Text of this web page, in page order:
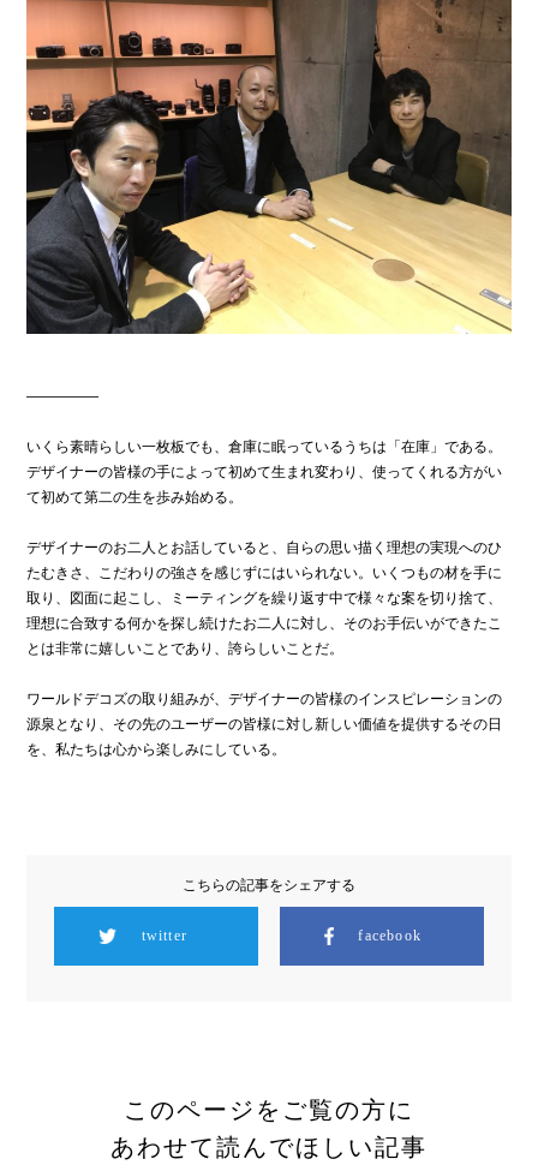
—————
いくら素晴らしい一枚板でも、倉庫に眠っているうちは「在庫」である。
デザイナーの皆様の手によって初めて生まれ変わり、使ってくれる方がい
て初めて第二の生を歩み始める。
デザイナーのお二人とお話していると、自らの思い描く理想の実現へのひ
たむきさ、こだわりの強さを感じずにはいられない。いくつもの材を手に
取り、図面に起こし、ミーティングを繰り返す中で様々な案を切り捨て、
理想に合致する何かを探し続けたお二人に対し、そのお手伝いができたこ
とは非常に嬉しいことであり、誇らしいことだ。
ワールドデコズの取り組みが、デザイナーの皆様のインスピレーションの
源泉となり、その先のユーザーの皆様に対し新しい価値を提供するその日
を、私たちは心から楽しみにしている。
こちらの記事をシェアする
twitter facebook
このページをご覧の方に
あわせて読んでほしい記事